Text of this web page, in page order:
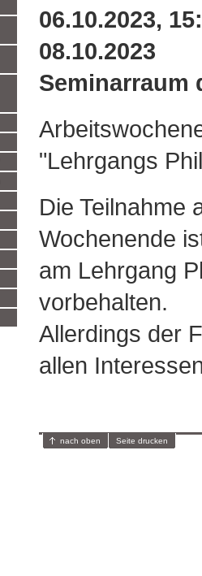
06.10.2023,
08.10.2023
Seminarraum
"Lehrgangs
Die Teilnahme
Wochenende
am Lehrgang
vorbehalten.
Allerdings der
allen
nach oben Seite drucken